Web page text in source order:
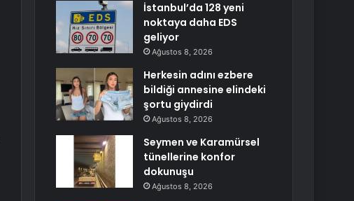
İstanbul’da 128 yeni
noktaya daha EDS
geliyor
Ağustos 8, 2026
Herkesin adını ezbere
bildiği annesine elindeki
şortu giydirdi
Ağustos 8, 2026
Seymen ve Karamürsel
tünellerine konfor
dokunuşu
Ağustos 8, 2026